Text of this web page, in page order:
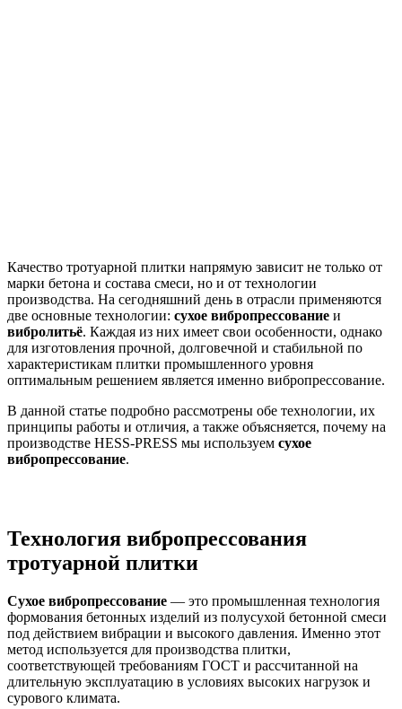
Качество тротуарной плитки напрямую зависит не только от
марки бетона и состава смеси, но и от технологии
производства. На сегодняшний день в отрасли применяются
две основные технологии: сухое вибропрессование и
вибролитьё. Каждая из них имеет свои особенности, однако
для изготовления прочной, долговечной и стабильной по
характеристикам плитки промышленного уровня
оптимальным решением является именно вибропрессование.
В данной статье подробно рассмотрены обе технологии, их
принципы работы и отличия, а также объясняется, почему на
производстве HESS-PRESS мы используем сухое
вибропрессование.
Технология вибропрессования
тротуарной плитки
Сухое вибропрессование — это промышленная технология
формования бетонных изделий из полусухой бетонной смеси
под действием вибрации и высокого давления. Именно этот
метод используется для производства плитки,
соответствующей требованиям ГОСТ и рассчитанной на
длительную эксплуатацию в условиях высоких нагрузок и
сурового климата.